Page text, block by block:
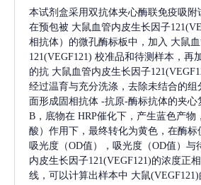
本试剂盒采用双抗体夹心酶联免疫吸附
在预包被 大鼠血管内皮生长因子
相抗体）的微孔酶标板中，加入 大鼠
121(VEGF121) 校准品和待测样本，再
的抗 大鼠血管内皮生长因子
经过温育与充分洗涤，去除未结合的组
面形成固相抗体 -抗原-酶标抗体的夹心
B，底物在 HRP催化下，产生蓝色产物
酸）作用下，最终转化为黄色，在酶标
吸光度（OD值），吸光度（OD值）与
内皮生长因子121(VEGF121)的浓度正
线，可以计算出样本中 大鼠(VEGF121)